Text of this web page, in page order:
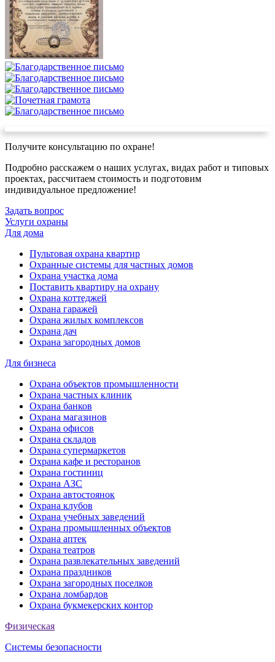
Получите консультацию по охране!
Подробно расскажем о наших услугах, видах работ и типовых
проектах, рассчитаем стоимость и подготовим
индивидуальное предложение!
Задать вопрос
Услуги охраны
Для дома
Пультовая охрана квартир
Охранные системы для частных домов
Охрана участка дома
Поставить квартиру на охрану
Охрана коттеджей
Охрана гаражей
Охрана жилых комплексов
Охрана дач
Охрана загородных домов
Для бизнеса
Охрана объектов промышленности
Охрана частных клиник
Охрана банков
Охрана магазинов
Охрана офисов
Охрана складов
Охрана супермаркетов
Охрана кафе и ресторанов
Охрана гостиниц
Охрана АЗС
Охрана автостоянок
Охрана клубов
Охрана учебных заведений
Охрана промышленных объектов
Охрана аптек
Охрана театров
Охрана развлекательных заведений
Охрана праздников
Охрана загородных поселков
Охрана ломбардов
Охрана букмекерских контор
Физическая
Системы безопасности